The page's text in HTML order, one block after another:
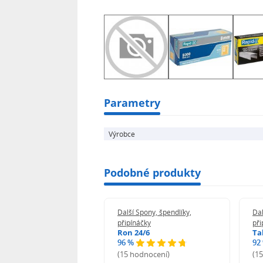
Typ spon: 13
Délka spon: 4 mm
Balení: 5000ks
Parametry
Výrobce
Podobné produkty
Další Spony, špendlíky,
připínáčky
Ron 24/6
96 %
(15 hodnocení)
92